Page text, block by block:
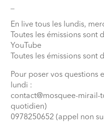
En live tous les lundis,
Toutes les émissions
YouTube
Toutes les émissions
Pour poser vos questions
lundi :
contact@mosquee-mirail-
quotidien)
0978250652 (appel non